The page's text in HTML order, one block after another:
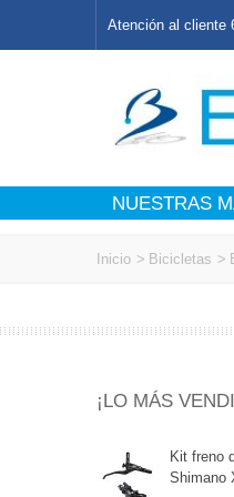
Atención al cliente
NUESTRAS
Inicio > Bicicletas >
¡LO MÁS
Kit freno
Shimano